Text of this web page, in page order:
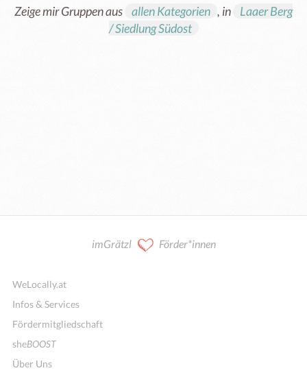
Zeige mir Gruppen aus allen Kategorien , in
Laaer Berg
/ Siedlung Südost
imGrätzl Förder*innen
WeLocally.at
Infos & Services
Fördermitgliedschaft
sheBOOST
Über Uns